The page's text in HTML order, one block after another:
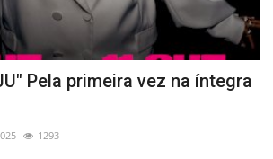
Pela primeira vez na íntegra
1293